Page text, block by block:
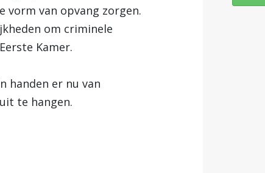
vorm van opvang zorgen.
om criminele
Kamer.
handen er nu van
te hangen.